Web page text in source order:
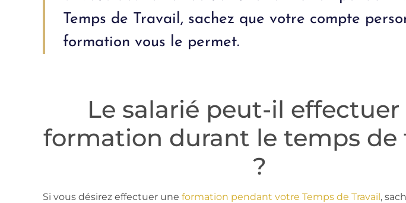
Temps de Travail, sachez que votre compte
formation vous le permet.
Le salarié peut-il effectuer
formation durant le temps de
?
Si vous désirez effectuer une formation pendant votre Temps de Travail,